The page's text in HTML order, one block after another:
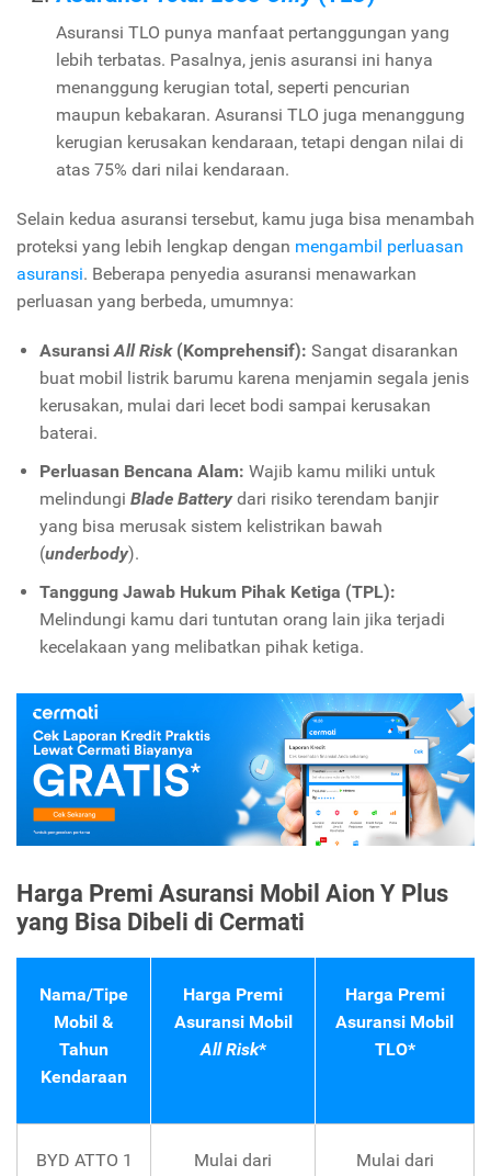
Asuransi TLO punya manfaat pertanggungan yang
lebih terbatas. Pasalnya, jenis asuransi ini hanya
menanggung kerugian total, seperti pencurian
maupun kebakaran. Asuransi TLO juga menanggung
kerugian kerusakan kendaraan, tetapi dengan nilai di
atas 75% dari nilai kendaraan.
Selain kedua asuransi tersebut, kamu juga bisa menambah
proteksi yang lebih lengkap dengan mengambil perluasan
asuransi. Beberapa penyedia asuransi menawarkan
perluasan yang berbeda, umumnya:
AsuransiAll Risk(Komprehensif): Sangat disarankan
buat mobil listrik barumu karena menjamin segala jenis
kerusakan, mulai dari lecet bodi sampai kerusakan
baterai.
Perluasan Bencana Alam: Wajib kamu miliki untuk
melindungi Blade Batterydari risiko terendam banjir
yang bisa merusak sistem kelistrikan bawah
(underbody).
Tanggung Jawab Hukum Pihak Ketiga (TPL):
Melindungi kamu dari tuntutan orang lain jika terjadi
kecelakaan yang melibatkan pihak ketiga.
Harga Premi Asuransi Mobil Aion Y Plus
yang Bisa Dibeli di Cermati
Nama/Tipe
Mobil &
Tahun
Kendaraan
Harga Premi
Asuransi Mobil
All Risk*
Harga Premi
Asuransi Mobil
TLO*
BYD ATTO 1
Mulai dari
Mulai dari